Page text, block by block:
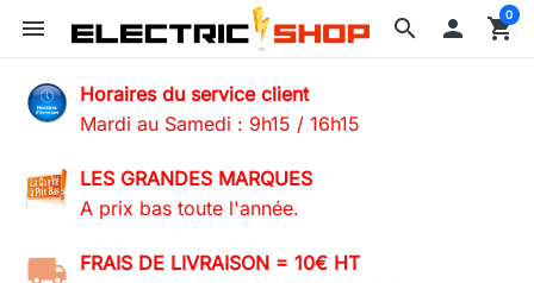
search
menu  shopping_cart
0
Horaires du service client
Mardi au Samedi : 9h15 / 16h15
LES GRANDES MARQUES
A prix bas toute l'année.
FRAIS DE LIVRAISON = 10€ HT